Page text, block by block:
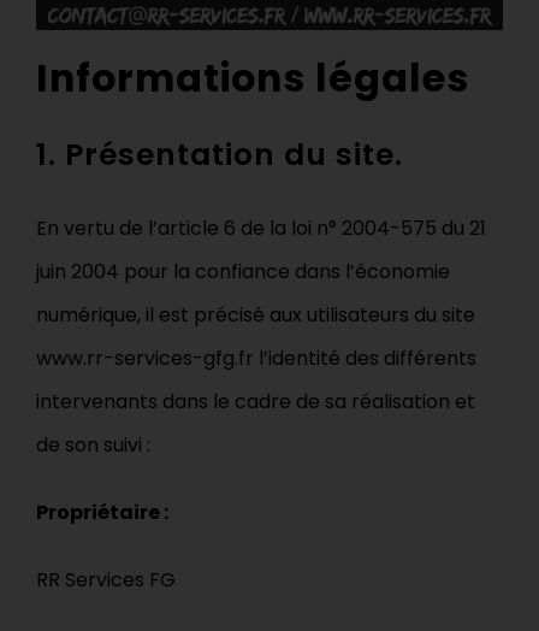
Guêpes Frelons
Nos poêles
Contact
Catalogues
Informations légales
1. Présentation du site.
En vertu de l’article 6 de la loi n° 2004-575 du 21
juin 2004 pour la confiance dans l’économie
numérique, il est précisé aux utilisateurs du site
www.rr-services-gfg.fr l’identité des différents
intervenants dans le cadre de sa réalisation et
de son suivi :
Propriétaire :
RR Services FG